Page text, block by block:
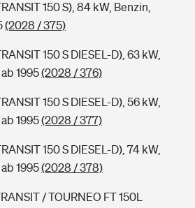
150 S), 84 kW, Benzin,
(2028 / 375)
150 S DIESEL-D), 63 kW,
1995(2028 / 376)
150 S DIESEL-D), 56 kW,
1995(2028 / 377)
150 S DIESEL-D), 74 kW,
1995(2028 / 378)
/ TOURNEO FT 150L